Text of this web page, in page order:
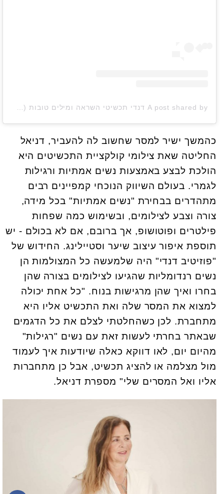
A post shared by דנדי תכשיטי השראה ומילים טובות (@positivedandi_jewelry)
כהמשך ישיר למסר שחשוב לה להעביר, דניאל
החליטה שאת צילומי קולקציית התכשיטים היא
הולכת לבצע באמצעות נשים אמתיות ורגילות
לגמרי. בעולם השיווק הנוכחי קמפיינים רבים
מתהדרים בבחירת "נשים אמתיות" בכל מידה,
צורה וצבע לצילומים, ובשימוש כמה שפחות
פילטרים ופוטושופ, אך ברובם, אם לא בכולם - יש
תוספת איפור עיצוב שיער וסטיילינג. החידוש של
"פוזיטיב דנדי" היה שלמעשה כל המצולמות הן
נשים רנדומליות שהגיעו לצילומים בצורה שהן
בחרו ואיך שהן מרגישות בנוח. "כל אחת יכולה
למצוא את המסר שלה ואת התכשיט אליו היא
מתחברת. לכן כשהחלטתי לצלם את כל הדגמים
שבאתר בחרתי לעשות זאת עם נשים "רגילות"
מהיום יום, לאו דווקא כאלה שיודעות איך לעמוד
מול מצלמה או להציג תכשיט, אבל כן מתחברות
אליו ואל המסרים שלי" מספרת דניאל.